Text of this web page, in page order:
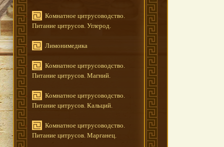
Комнатное цитрусоводство.
Питание цитрусов. Углерод.
Лимонимедика
Комнатное цитрусоводство.
Питание цитрусов. Магний.
Комнатное цитрусоводство.
Питание цитрусов. Кальций.
Комнатное цитрусоводство.
Питание цитрусов. Марганец.